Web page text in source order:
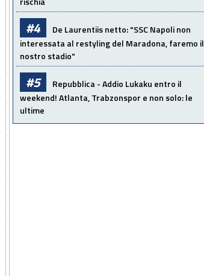
#4
De Laurentiis netto: "SSC Napoli non
interessata al restyling del Maradona, faremo il
nostro stadio"
#5
Repubblica - Addio Lukaku entro il
weekend! Atlanta, Trabzonspor e non solo: le
ultime